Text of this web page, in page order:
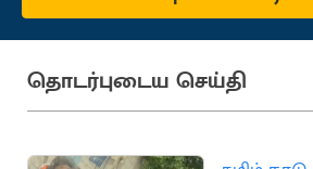
தொடர்புடைய செய்தி